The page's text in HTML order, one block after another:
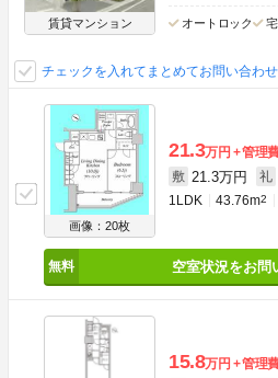
賃貸マンション オートロック
チェックを入れてまとめてお問い合わせ
画像：20枚
21.3万円 管理
敷 21.3万円 礼
1LDK 43.76m2
空室状況をお問
15.8万円 管理